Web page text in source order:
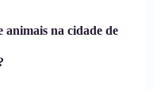
animais na cidade de